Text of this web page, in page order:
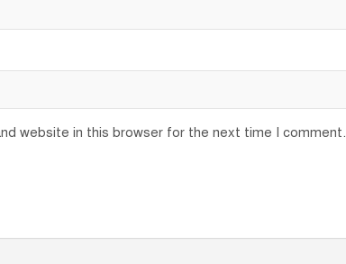
website in this browser for the next time I comment.